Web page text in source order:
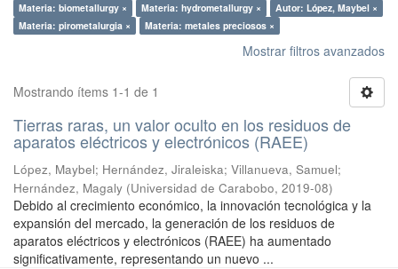
Materia: biometallurgy ×
Materia: hydrometallurgy ×
Autor: López, Maybel ×
Materia: pirometalurgia ×
Materia: metales preciosos ×
Mostrar filtros avanzados
Mostrando ítems 1-1 de 1
Tierras raras, un valor oculto en los residuos de
aparatos eléctricos y electrónicos (RAEE)
López, Maybel; Hernández, Jiraleiska; Villanueva, Samuel;
Hernández, Magaly (Universidad de Carabobo, 2019-08)
Debido al crecimiento económico, la innovación tecnológica y la
expansión del mercado, la generación de los residuos de
aparatos eléctricos y electrónicos (RAEE) ha aumentado
significativamente, representando un nuevo ...